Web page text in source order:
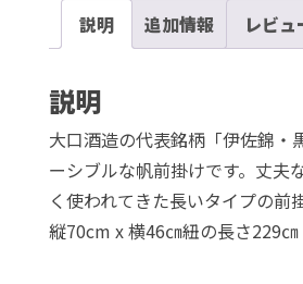
の
リ
バ
ー
シ
ブ
説明 追加情報 レビ
説明
大口酒造の代表銘柄「伊佐錦・
ーシブルな帆前掛けです。丈夫
く使われてきた長いタイプの前
縦70cm x 横46㎝紐の長さ229㎝